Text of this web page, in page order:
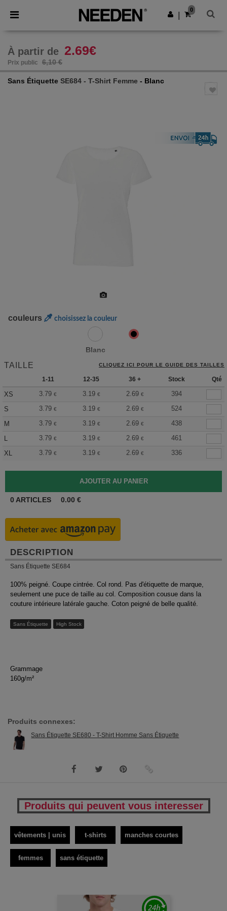
× Appli Needen
Meilleurs prix sur l’app !
Obtenir l'appli
0
À partir de 2.69€
Prix public 6,10 €
Sans Étiquette SE684 - T-Shirt Femme - Blanc
couleurs choisissez la couleur
Blanc
TAILLE CLIQUEZ ICI POUR LE GUIDE DES TAILLES
1-11 12-35 36 + Stock Qté
XS 3.79 € 3.19 € 2.69 €
394
S
3.79 € 3.19 € 2.69 €
524
M
3.79 € 3.19 € 2.69 €
438
L
3.79 € 3.19 € 2.69 €
461
XL
3.79 € 3.19 € 2.69 € 336
0 ARTICLES 0.00 €
DESCRIPTION
Sans Étiquette SE684
100% peigné. Coupe cintrée. Col rond. Pas d'étiquette de marque,
seulement une puce de taille au col. Composition cousue dans la
couture intérieure latérale gauche. Coton peigné de belle qualité.
Sans Étiquette High Stock
Grammage
160g/m²
Produits connexes:
Sans Étiquette SE680 - T-Shirt Homme Sans Étiquette
Produits qui peuvent vous interesser
vêtements | unis t-shirts manches courtes
femmes sans étiquette